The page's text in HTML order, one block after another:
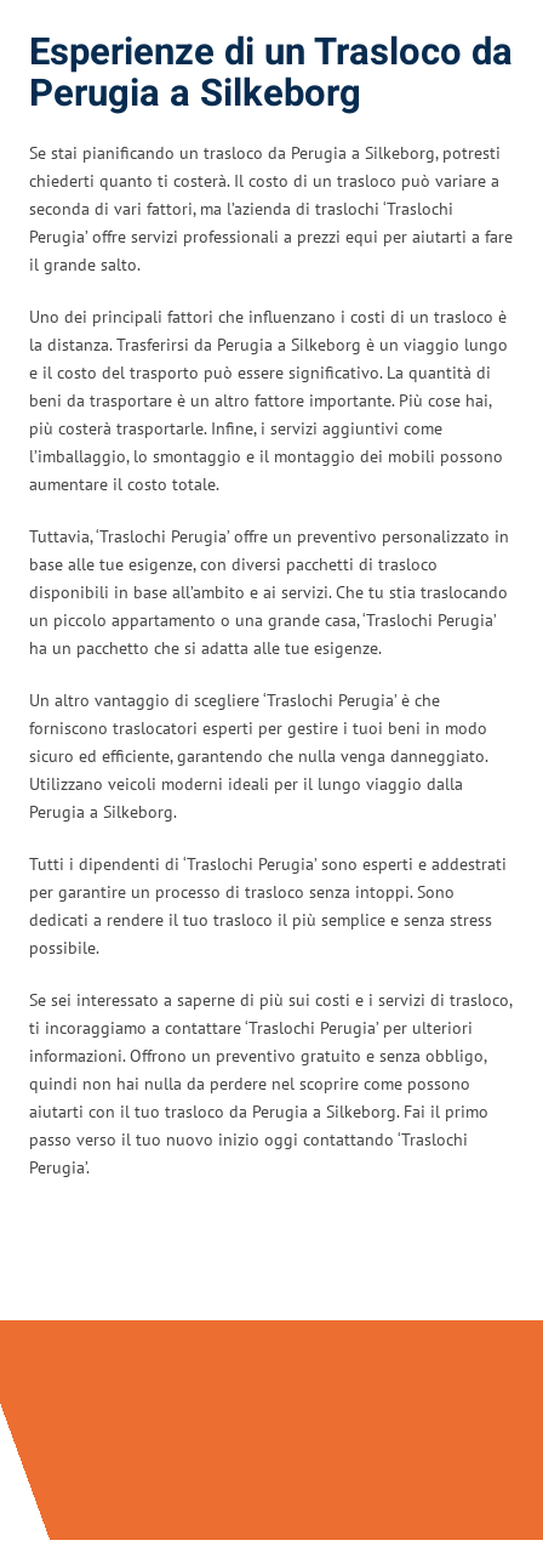
Esperienze di un Trasloco da
Perugia a Silkeborg
Se stai pianificando un trasloco da Perugia a Silkeborg, potresti
chiederti quanto ti costerà. Il costo di un trasloco può variare a
seconda di vari fattori, ma l’azienda di traslochi ‘Traslochi
Perugia’ offre servizi professionali a prezzi equi per aiutarti a fare
il grande salto.
Uno dei principali fattori che influenzano i costi di un trasloco è
la distanza. Trasferirsi da Perugia a Silkeborg è un viaggio lungo
e il costo del trasporto può essere significativo. La quantità di
beni da trasportare è un altro fattore importante. Più cose hai,
più costerà trasportarle. Infine, i servizi aggiuntivi come
l’imballaggio, lo smontaggio e il montaggio dei mobili possono
aumentare il costo totale.
Tuttavia, ‘Traslochi Perugia’ offre un preventivo personalizzato in
base alle tue esigenze, con diversi pacchetti di trasloco
disponibili in base all’ambito e ai servizi. Che tu stia traslocando
un piccolo appartamento o una grande casa, ‘Traslochi Perugia’
ha un pacchetto che si adatta alle tue esigenze.
Un altro vantaggio di scegliere ‘Traslochi Perugia’ è che
forniscono traslocatori esperti per gestire i tuoi beni in modo
sicuro ed efficiente, garantendo che nulla venga danneggiato.
Utilizzano veicoli moderni ideali per il lungo viaggio dalla
Perugia a Silkeborg.
Tutti i dipendenti di ‘Traslochi Perugia’ sono esperti e addestrati
per garantire un processo di trasloco senza intoppi. Sono
dedicati a rendere il tuo trasloco il più semplice e senza stress
possibile.
Se sei interessato a saperne di più sui costi e i servizi di trasloco,
ti incoraggiamo a contattare ‘Traslochi Perugia’ per ulteriori
informazioni. Offrono un preventivo gratuito e senza obbligo,
quindi non hai nulla da perdere nel scoprire come possono
aiutarti con il tuo trasloco da Perugia a Silkeborg. Fai il primo
passo verso il tuo nuovo inizio oggi contattando ‘Traslochi
Perugia’.